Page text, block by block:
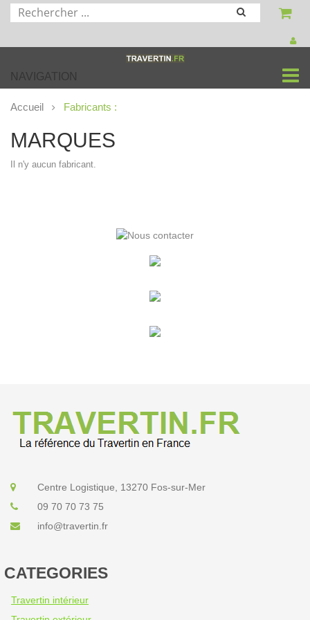
NAVIGATION
Accueil Fabricants :
MARQUES
Il n'y aucun fabricant.
Centre Logistique, 13270 Fos-sur-Mer
09 70 70 73 75
info@travertin.fr
CATEGORIES
Travertin intérieur